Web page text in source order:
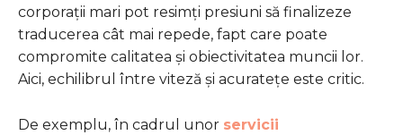
corporații mari pot resimți presiuni să finalizeze
traducerea cât mai repede, fapt care poate
compromite calitatea și obiectivitatea muncii lor.
Aici, echilibrul între viteză și acuratețe este critic.
De exemplu, în cadrul unor servicii